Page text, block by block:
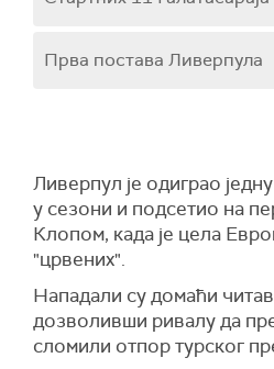
Прва постава Ливерпула
Ливерпул је одиграо
у сезони и подсетио на
Клопом, када је цела
"црвених".
Нападали су домаћи
дозволивши ривалу да
сломили отпор турског